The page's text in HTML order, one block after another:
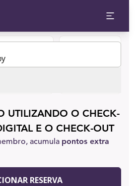
UTILIZANDO O CHECK-
E O CHECK-OUT
acumula pontos extra
RESERVA